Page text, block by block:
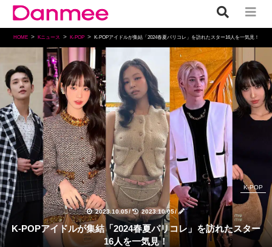
HOME Kニュース K-POP K-POPアイドルが集結「2024春夏パリコレ」を訪れたスター16人を一気見！
2023.10.05/ 2023.10.05/
K-POP
K-POPアイドルが集結「2024春夏パリコレ」を訪れたスター
16人を一気見！